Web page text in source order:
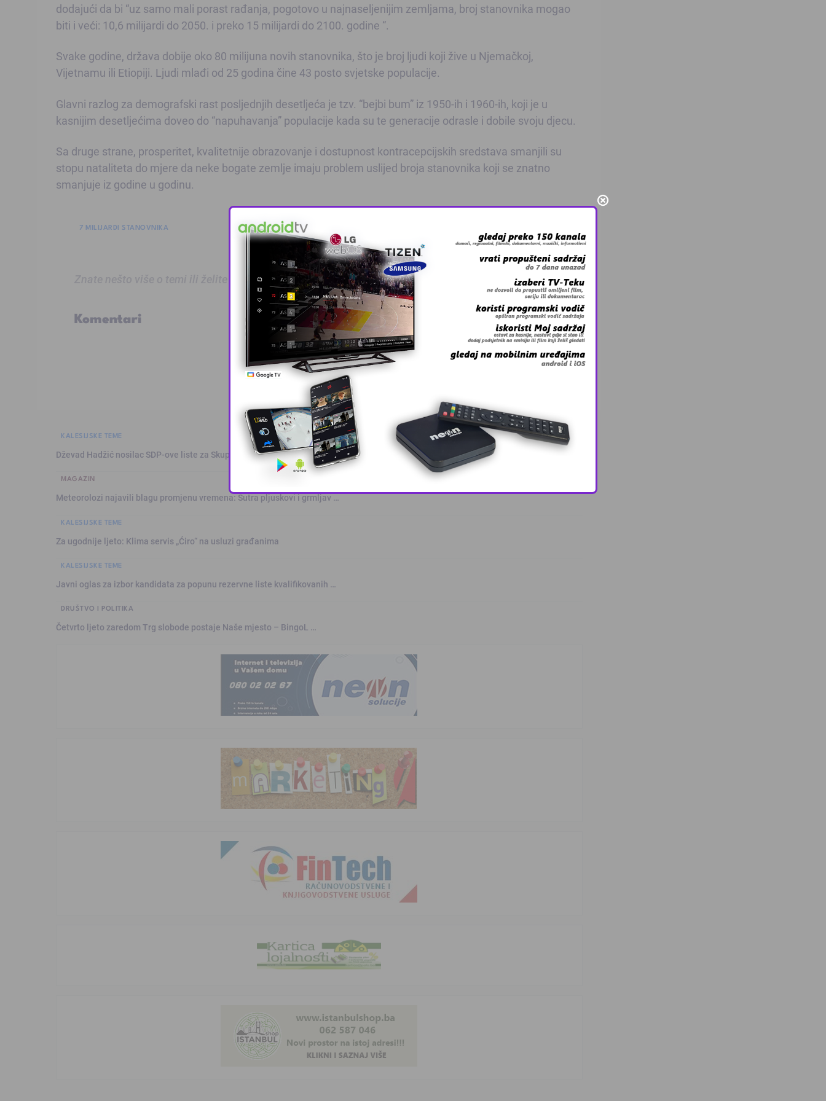
dodajući da bi “uz samo mali porast rađanja, pogotovo u najnaseljenijim zemljama, broj stanovnika mogao
biti i veći: 10,6 milijardi do 2050. i preko 15 milijardi do 2100. godine “.
Svake godine, država dobije oko 80 milijuna novih stanovnika, što je broj ljudi koji žive u Njemačkoj,
Vijetnamu ili Etiopiji. Ljudi mlađi od 25 godina čine 43 posto svjetske populacije.
Glavni razlog za demografski rast posljednjih desetljeća je tzv. “bejbi bum” iz 1950-ih i 1960-ih, koji je u
kasnijim desetljećima doveo do “napuhavanja” populacije kada su te generacije odrasle i dobile svoju djecu.
Sa druge strane, prosperitet, kvalitetnije obrazovanje i dostupnost kontracepcijskih sredstava smanjili su
stopu nataliteta do mjere da neke bogate zemlje imaju problem uslijed broja stanovnika koji se znatno
smanjuje iz godine u godinu.
7 MILIJARDI STANOVNIKA
Znate nešto više o temi ili želite prijaviti grešku u tekstu?
Komentari
KALESIJSKE TEME
Dževad Hadžić nosilac SDP-ove liste za Skupštinu Tuzlanskog kanton …
MAGAZIN
Meteorolozi najavili blagu promjenu vremena: Sutra pljuskovi i grmljav …
KALESIJSKE TEME
Za ugodnije ljeto: Klima servis „Ćiro“ na usluzi građanima
KALESIJSKE TEME
Javni oglas za izbor kandidata za popunu rezervne liste kvalifikovanih …
DRUŠTVO I POLITIKA
Četvrto ljeto zaredom Trg slobode postaje Naše mjesto – BingoL …